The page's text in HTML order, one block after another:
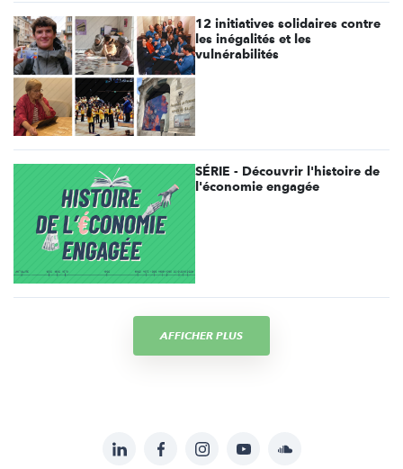
12 initiatives solidaires contre
les inégalités et les
vulnérabilités
SÉRIE - Découvrir l'histoire de
l'économie engagée
AFFICHER PLUS
LinkedInFacebookInstagramYouTubeSoundcloud